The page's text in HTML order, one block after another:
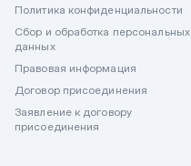
Политика конфиденциальности
Сбор и обработка персональных
данных
Правовая информация
Договор присоединения
Заявление к договору
присоединения